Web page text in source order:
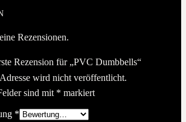
Rezensionen.
Rezension für „PVC Dumbbells“
wird nicht veröffentlicht.
sind mit * markiert
*